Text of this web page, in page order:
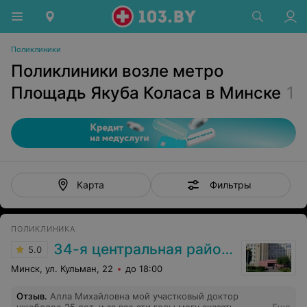
Поликлиники
Поликлиники возле метро
Площадь Якуба Коласа в Минске 1
Карта Фильтры
ПОЛИКЛИНИКА
5.0 34-я центральная районная клиническая поликлиника Советского района г. Минска
Минск, ул. Кульман, 22 до 18:00
Отзыв. Алла Михайловна мой участковый доктор